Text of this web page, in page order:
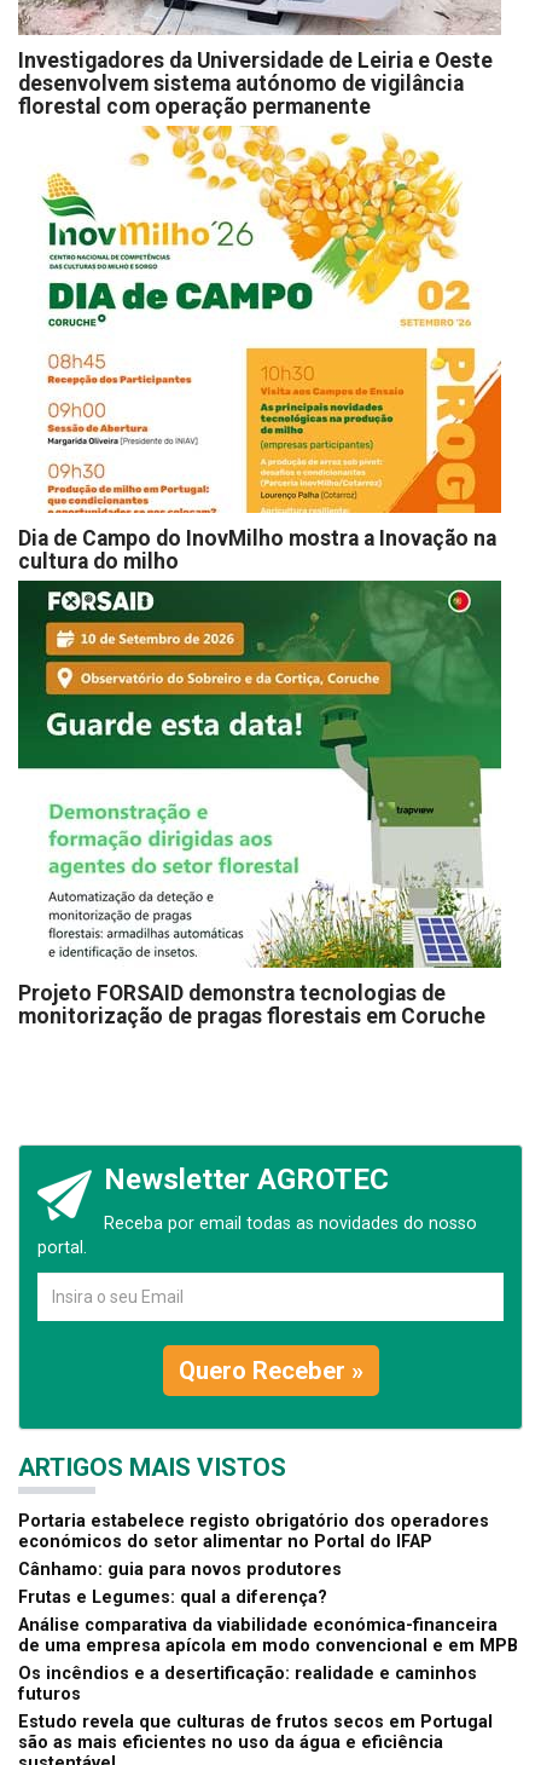
Investigadores da Universidade de Leiria e Oeste
desenvolvem sistema autónomo de vigilância
florestal com operação permanente
Dia de Campo do InovMilho mostra a Inovação na
cultura do milho
Projeto FORSAID demonstra tecnologias de
monitorização de pragas florestais em Coruche
Newsletter AGROTEC
Receba por email todas as novidades do nosso
portal.
Quero Receber »
ARTIGOS MAIS VISTOS
Portaria estabelece registo obrigatório dos operadores
económicos do setor alimentar no Portal do IFAP
Cânhamo: guia para novos produtores
Frutas e Legumes: qual a diferença?
Análise comparativa da viabilidade económica-financeira
de uma empresa apícola em modo convencional e em MPB
Os incêndios e a desertificação: realidade e caminhos
futuros
Estudo revela que culturas de frutos secos em Portugal
são as mais eficientes no uso da água e eficiência